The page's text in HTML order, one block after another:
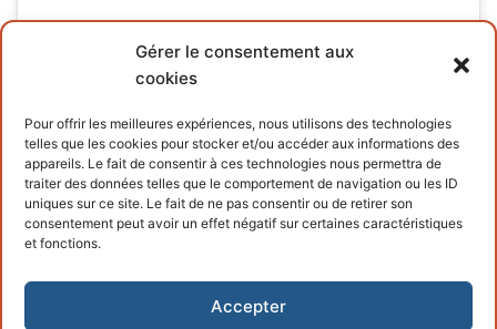
Gérer le consentement aux
cookies
Pour offrir les meilleures expériences, nous utilisons des technologies
telles que les cookies pour stocker et/ou accéder aux informations des
appareils. Le fait de consentir à ces technologies nous permettra de
traiter des données telles que le comportement de navigation ou les ID
uniques sur ce site. Le fait de ne pas consentir ou de retirer son
consentement peut avoir un effet négatif sur certaines caractéristiques
et fonctions.
Accepter
INFORMATIONS
Terms and conditions
Cookies policy